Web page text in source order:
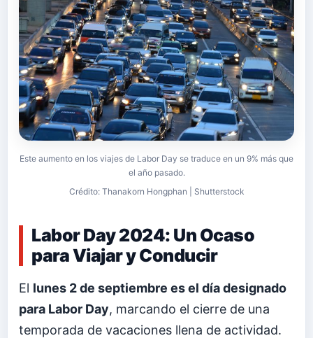
Este aumento en los viajes de Labor Day se traduce en un 9% más que
el año pasado.
Crédito: Thanakorn Hongphan | Shutterstock
Labor Day 2024: Un Ocaso
para Viajar y Conducir
El lunes 2 de septiembre es el día designado
para Labor Day, marcando el cierre de una
temporada de vacaciones llena de actividad.